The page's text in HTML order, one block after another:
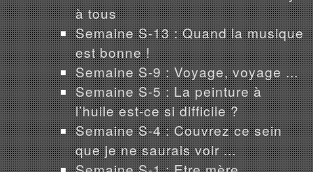
à tous
Semaine S-13 : Quand la musique
est bonne !
Semaine S-9 : Voyage, voyage ...
Semaine S-5 : La peinture à
l’huile est-ce si difficile ?
Semaine S-4 : Couvrez ce sein
que je ne saurais voir ...